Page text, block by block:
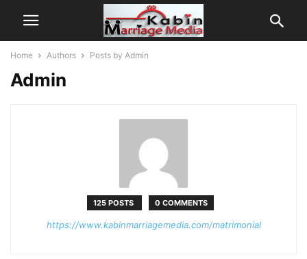
Home Authors Posts by Admin
Admin
125 POSTS 0 COMMENTS
https://www.kabinmarriagemedia.com/matrimonial